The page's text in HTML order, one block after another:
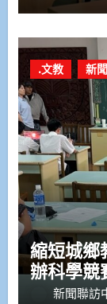
.文教 新
縮短城鄉教育落差
辦科學競
新聞聯訪